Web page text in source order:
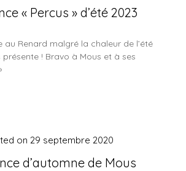
« Percus » d’été 2023
au Renard malgré la chaleur de l’été
présente ! Bravo à Mous et à ses
d’automne de Mous
on 29 septembre 2020